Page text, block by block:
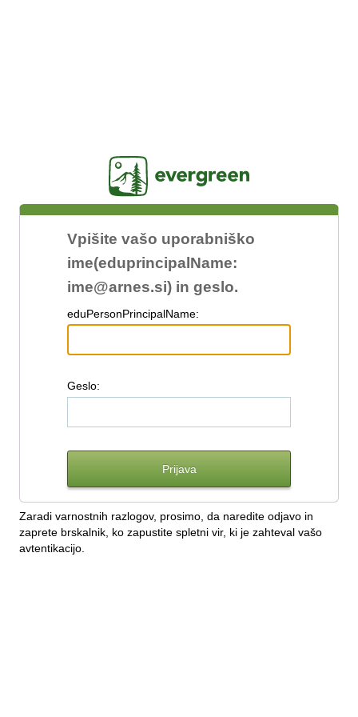
Vpišite vašo uporabniško
ime(eduprincipalName:
ime@arnes.si) in geslo.
eduPersonPrincipalName:
Geslo:
Zaradi varnostnih razlogov, prosimo, da naredite odjavo in
zaprete brskalnik, ko zapustite spletni vir, ki je zahteval vašo
avtentikacijo.